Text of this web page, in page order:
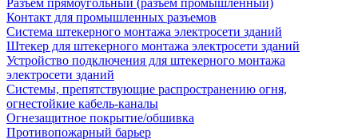
Разъем прямоугольный (разъем промышленный)
Контакт для промышленных разъемов
Система штекерного монтажа электросети зданий
Штекер для штекерного монтажа электросети зданий
Устройство подключения для штекерного монтажа
электросети зданий
Системы, препятствующие распространению огня,
огнестойкие кабель-каналы
Огнезащитное покрытие/обшивка
Противопожарный барьер